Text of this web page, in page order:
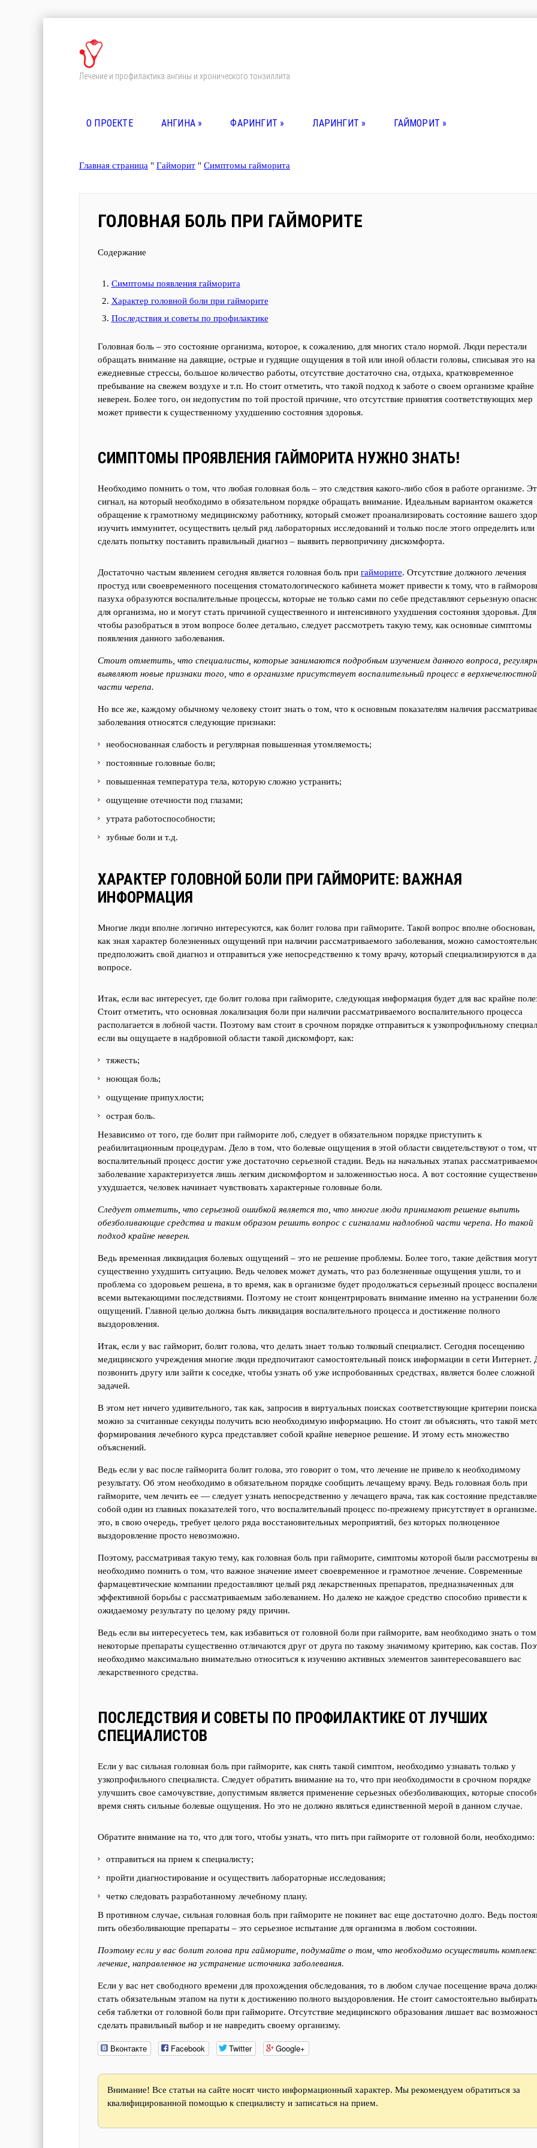
Лечение и профилактика ангины и хронического тонзиллита
О ПРОЕКТЕ АНГИНА » ФАРИНГИТ » ЛАРИНГИТ » ГАЙМОРИТ »
Главная страница " Гайморит " Симптомы гайморита
ГОЛОВНАЯ БОЛЬ ПРИ ГАЙМОРИТЕ
Содержание
Симптомы появления гайморита
Характер головной боли при гайморите
Последствия и советы по профилактике
Головная боль – это состояние организма, которое, к сожалению, для многих стало нормой. Люди перестали
обращать внимание на давящие, острые и гудящие ощущения в той или иной области головы, списывая это на
ежедневные стрессы, большое количество работы, отсутствие достаточно сна, отдыха, кратковременное
пребывание на свежем воздухе и т.п. Но стоит отметить, что такой подход к заботе о своем организме крайне
неверен. Более того, он недопустим по той простой причине, что отсутствие принятия соответствующих мер
может привести к существенному ухудшению состояния здоровья.
СИМПТОМЫ ПРОЯВЛЕНИЯ ГАЙМОРИТА НУЖНО ЗНАТЬ!
Необходимо помнить о том, что любая головная боль – это следствия какого-либо сбоя в работе организме.
сигнал, на который необходимо в обязательном порядке обращать внимание. Идеальным вариантом окажется
обращение к грамотному медицинскому работнику, который сможет проанализировать состояние вашего
изучить иммунитет, осуществить целый ряд лабораторных исследований и только после этого определить или
сделать попытку поставить правильный диагноз – выявить первопричину дискомфорта.
Достаточно частым явлением сегодня является головная боль при гайморите. Отсутствие должного лечения
простуд или своевременного посещения стоматологического кабинета может привести к тому, что в
пазуха образуются воспалительные процессы, которые не только сами по себе представляют серьезную
для организма, но и могут стать причиной существенного и интенсивного ухудшения состояния здоровья. Для
чтобы разобраться в этом вопросе более детально, следует рассмотреть такую тему, как основные симптомы
появления данного заболевания.
Стоит отметить, что специалисты, которые занимаются подробным изучением данного вопроса,
выявляют новые признаки того, что в организме присутствует воспалительный процесс в верхнечелюстной
части черепа.
Но все же, каждому обычному человеку стоит знать о том, что к основным показателям наличия
заболевания относятся следующие признаки:
необоснованная слабость и регулярная повышенная утомляемость;
постоянные головные боли;
повышенная температура тела, которую сложно устранить;
ощущение отечности под глазами;
утрата работоспособности;
зубные боли и т.д.
ХАРАКТЕР ГОЛОВНОЙ БОЛИ ПРИ ГАЙМОРИТЕ: ВАЖНАЯ
ИНФОРМАЦИЯ
Многие люди вполне логично интересуются, как болит голова при гайморите. Такой вопрос вполне обоснован,
как зная характер болезненных ощущений при наличии рассматриваемого заболевания, можно
предположить свой диагноз и отправиться уже непосредственно к тому врачу, который специализируются в
вопросе.
Итак, если вас интересует, где болит голова при гайморите, следующая информация будет для вас крайне
Стоит отметить, что основная локализация боли при наличии рассматриваемого воспалительного процесса
располагается в лобной части. Поэтому вам стоит в срочном порядке отправиться к узкопрофильному
если вы ощущаете в надбровной области такой дискомфорт, как:
тяжесть;
ноющая боль;
ощущение припухлости;
острая боль.
Независимо от того, где болит при гайморите лоб, следует в обязательном порядке приступить к
реабилитационным процедурам. Дело в том, что болевые ощущения в этой области свидетельствуют о том,
воспалительный процесс достиг уже достаточно серьезной стадии. Ведь на начальных этапах
заболевание характеризуется лишь легким дискомфортом и заложенностью носа. А вот состояние
ухудшается, человек начинает чувствовать характерные головные боли.
Следует отметить, что серьезной ошибкой является то, что многие люди принимают решение выпить
обезболивающие средства и таким образом решить вопрос с сигналами надлобной части черепа. Но такой
подход крайне неверен.
Ведь временная ликвидация болевых ощущений – это не решение проблемы. Более того, такие действия могут
существенно ухудшить ситуацию. Ведь человек может думать, что раз болезненные ощущения ушли, то и
проблема со здоровьем решена, в то время, как в организме будет продолжаться серьезный процесс
всеми вытекающими последствиями. Поэтому не стоит концентрировать внимание именно на устранении
ощущений. Главной целью должна быть ликвидация воспалительного процесса и достижение полного
выздоровления.
Итак, если у вас гайморит, болит голова, что делать знает только толковый специалист. Сегодня посещению
медицинского учреждения многие люди предпочитают самостоятельный поиск информации в сети Интернет.
позвонить другу или зайти к соседке, чтобы узнать об уже испробованных средствах, является более сложной
задачей.
В этом нет ничего удивительного, так как, запросив в виртуальных поисках соответствующие критерии
можно за считанные секунды получить всю необходимую информацию. Но стоит ли объяснять, что такой
формирования лечебного курса представляет собой крайне неверное решение. И этому есть множество
объяснений.
Ведь если у вас после гайморита болит голова, это говорит о том, что лечение не привело к необходимому
результату. Об этом необходимо в обязательном порядке сообщить лечащему врачу. Ведь головная боль при
гайморите, чем лечить ее — следует узнать непосредственно у лечащего врача, так как состояние
собой один из главных показателей того, что воспалительный процесс по-прежнему присутствует в
это, в свою очередь, требует целого ряда восстановительных мероприятий, без которых полноценное
выздоровление просто невозможно.
Поэтому, рассматривая такую тему, как головная боль при гайморите, симптомы которой были рассмотрены
необходимо помнить о том, что важное значение имеет своевременное и грамотное лечение. Современные
фармацевтические компании предоставляют целый ряд лекарственных препаратов, предназначенных для
эффективной борьбы с рассматриваемым заболеванием. Но далеко не каждое средство способно привести к
ожидаемому результату по целому ряду причин.
Ведь если вы интересуетесь тем, как избавиться от головной боли при гайморите, вам необходимо знать о
некоторые препараты существенно отличаются друг от друга по такому значимому критерию, как состав.
необходимо максимально внимательно относиться к изучению активных элементов заинтересовавшего вас
лекарственного средства.
ПОСЛЕДСТВИЯ И СОВЕТЫ ПО ПРОФИЛАКТИКЕ ОТ ЛУЧШИХ
СПЕЦИАЛИСТОВ
Если у вас сильная головная боль при гайморите, как снять такой симптом, необходимо узнавать только у
узкопрофильного специалиста. Следует обратить внимание на то, что при необходимости в срочном порядке
улучшить свое самочувствие, допустимым является применение серьезных обезболивающих, которые
время снять сильные болевые ощущения. Но это не должно являться единственной мерой в данном случае.
Обратите внимание на то, что для того, чтобы узнать, что пить при гайморите от головной боли, необходимо:
отправиться на прием к специалисту;
пройти диагностирование и осуществить лабораторные исследования;
четко следовать разработанному лечебному плану.
В противном случае, сильная головная боль при гайморите не покинет вас еще достаточно долго. Ведь
пить обезболивающие препараты – это серьезное испытание для организма в любом состоянии.
Поэтому если у вас болит голова при гайморите, подумайте о том, что необходимо осуществить
лечение, направленное на устранение источника заболевания.
Если у вас нет свободного времени для прохождения обследования, то в любом случае посещение врача
стать обязательным этапом на пути к достижению полного выздоровления. Не стоит самостоятельно
себя таблетки от головной боли при гайморите. Отсутствие медицинского образования лишает вас
сделать правильный выбор и не навредить своему организму.
Вконтакте Facebook Twitter Google+
Внимание! Все статьи на сайте носят чисто информационный характер. Мы рекомендуем обратиться за
квалифицированной помощью к специалисту и записаться на прием.